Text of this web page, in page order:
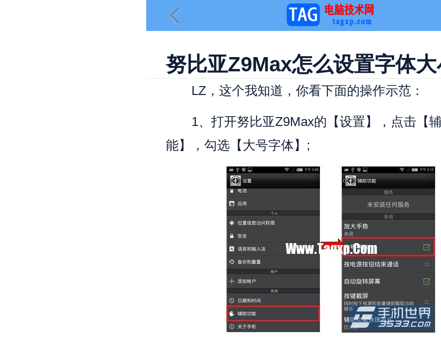
努比亚Z9Max怎么设置字体
LZ，这个我知道，你看下面的操作示范：
1、打开努比亚Z9Max的【设置】，点击【
能】，勾选【大号字体】;